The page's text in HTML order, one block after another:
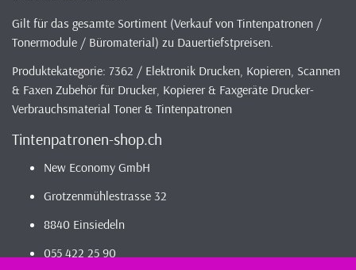
Gilt für das gesamte Sortiment (Verkauf von Tintenpatronen /
Tonermodule / Büromaterial) zu Dauertiefstpreisen.
Produktekategorie: 7362 / Elektronik Drucken, Kopieren, Scannen
& Faxen Zubehör für Drucker, Kopierer & Faxgeräte Drucker-
Verbrauchsmaterial Toner & Tintenpatronen
Tintenpatronen-shop.ch
New Economy GmbH
Grotzenmühlestrasse 32
8840 Einsiedeln
055 422 25 90